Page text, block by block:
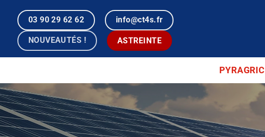
contenu
03 90 29 62 62 info@ct4s.fr
NOUVEAUTÉS ! ASTREINTE
PYRAGRIC